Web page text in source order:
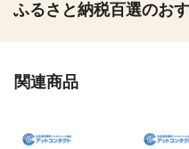
ふるさと納税百選のお
関連商品